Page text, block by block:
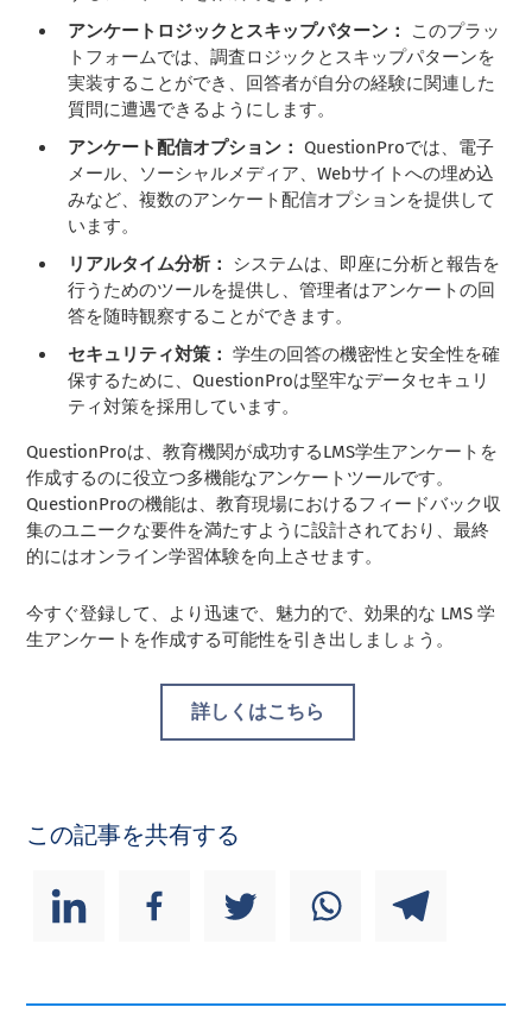
アンケートロジックとスキップパターン： このプラッ
トフォームでは、調査ロジックとスキップパターンを
実装することができ、回答者が自分の経験に関連した
質問に遭遇できるようにします。
アンケート配信オプション：QuestionProでは、電子
メール、ソーシャルメディア、Webサイトへの埋め込
みなど、複数のアンケート配信オプションを提供して
います。
リアルタイム分析： システムは、即座に分析と報告を
行うためのツールを提供し、管理者はアンケートの回
答を随時観察することができます。
セキュリティ対策：学生の回答の機密性と安全性を確
保するために、QuestionProは堅牢なデータセキュリ
ティ対策を採用しています。
QuestionProは、教育機関が成功するLMS学生アンケートを
作成するのに役立つ多機能なアンケートツールです。
QuestionProの機能は、教育現場におけるフィードバック収
集のユニークな要件を満たすように設計されており、最終
的にはオンライン学習体験を向上させます。
今すぐ登録して、より迅速で、魅力的で、効果的な LMS 学
生アンケートを作成する可能性を引き出しましょう。
詳しくはこちら
この記事を共有する